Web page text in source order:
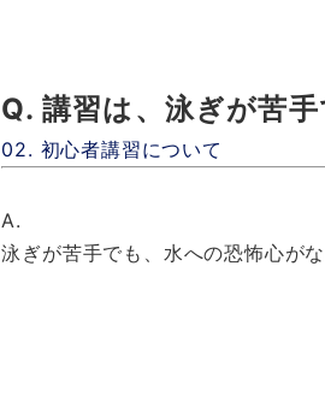
Q. 講習は、泳ぎが苦
02. 初心者講習について
A.
泳ぎが苦手でも、水への恐怖心が